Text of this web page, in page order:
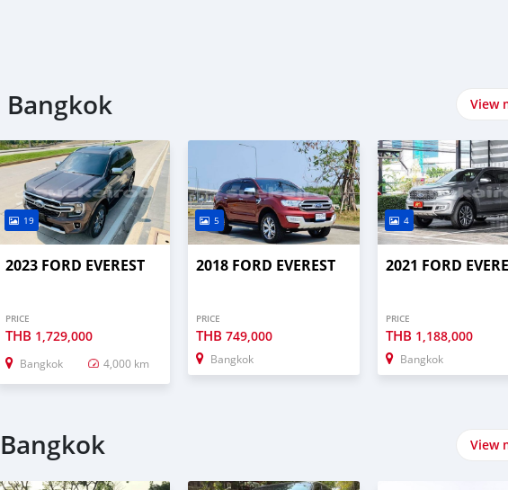
Bangkok View
19
2023 FORD EVEREST
PRICE
THB 1,729,000
Bangkok 4,000 km
5
2018 FORD EVEREST
PRICE
THB 749,000
Bangkok
4
2021 FORD
PRICE
THB 1,188,000
Bangkok
View